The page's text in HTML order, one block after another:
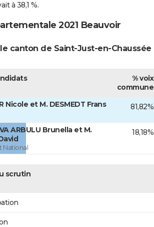
à 38,1 %.
2021 Beauvoir
canton de Saint-Just-en-Chaussée
% voix
commune
Nicole et M. DESMEDT Frans 81,82%
ARBULU Brunella et M.
National
18,18%
scrutin